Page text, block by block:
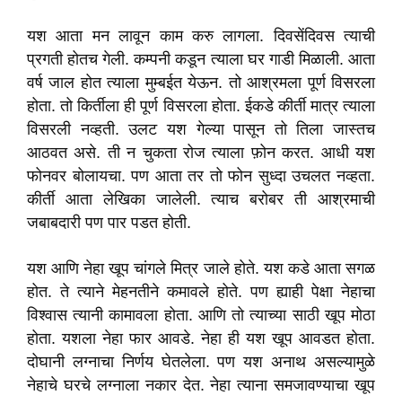
यश आता मन लावून काम करु लागला. दिवसेंदिवस त्याची
प्रगती होतच गेली. कम्पनी कडून त्याला घर गाडी मिळाली. आता
वर्ष जाल होत त्याला मुम्बईत येऊन. तो आश्रमला पूर्ण विसरला
होता. तो किर्तीला ही पूर्ण विसरला होता. ईकडे कीर्ती मात्र त्याला
विसरली नव्हती. उलट यश गेल्या पासून तो तिला जास्तच
आठवत असे. ती न चुकता रोज त्याला फ़ोन करत. आधी यश
फोनवर बोलायचा. पण आता तर तो फोन सुध्दा उचलत नव्हता.
कीर्ती आता लेखिका जालेली. त्याच बरोबर ती आश्रमाची
जबाबदारी पण पार पडत होती.
यश आणि नेहा खूप चांगले मित्र जाले होते. यश कडे आता सगळ
होत. ते त्याने मेहनतीने कमावले होते. पण ह्याही पेक्षा नेहाचा
विश्वास त्यानी कामावला होता. आणि तो त्याच्या साठी खूप मोठा
होता. यशला नेहा फार आवडे. नेहा ही यश खूप आवडत होता.
दोघानी लग्नाचा निर्णय घेतलेला. पण यश अनाथ असल्यामुळे
नेहाचे घरचे लग्नाला नकार देत. नेहा त्याना समजावण्याचा खूप